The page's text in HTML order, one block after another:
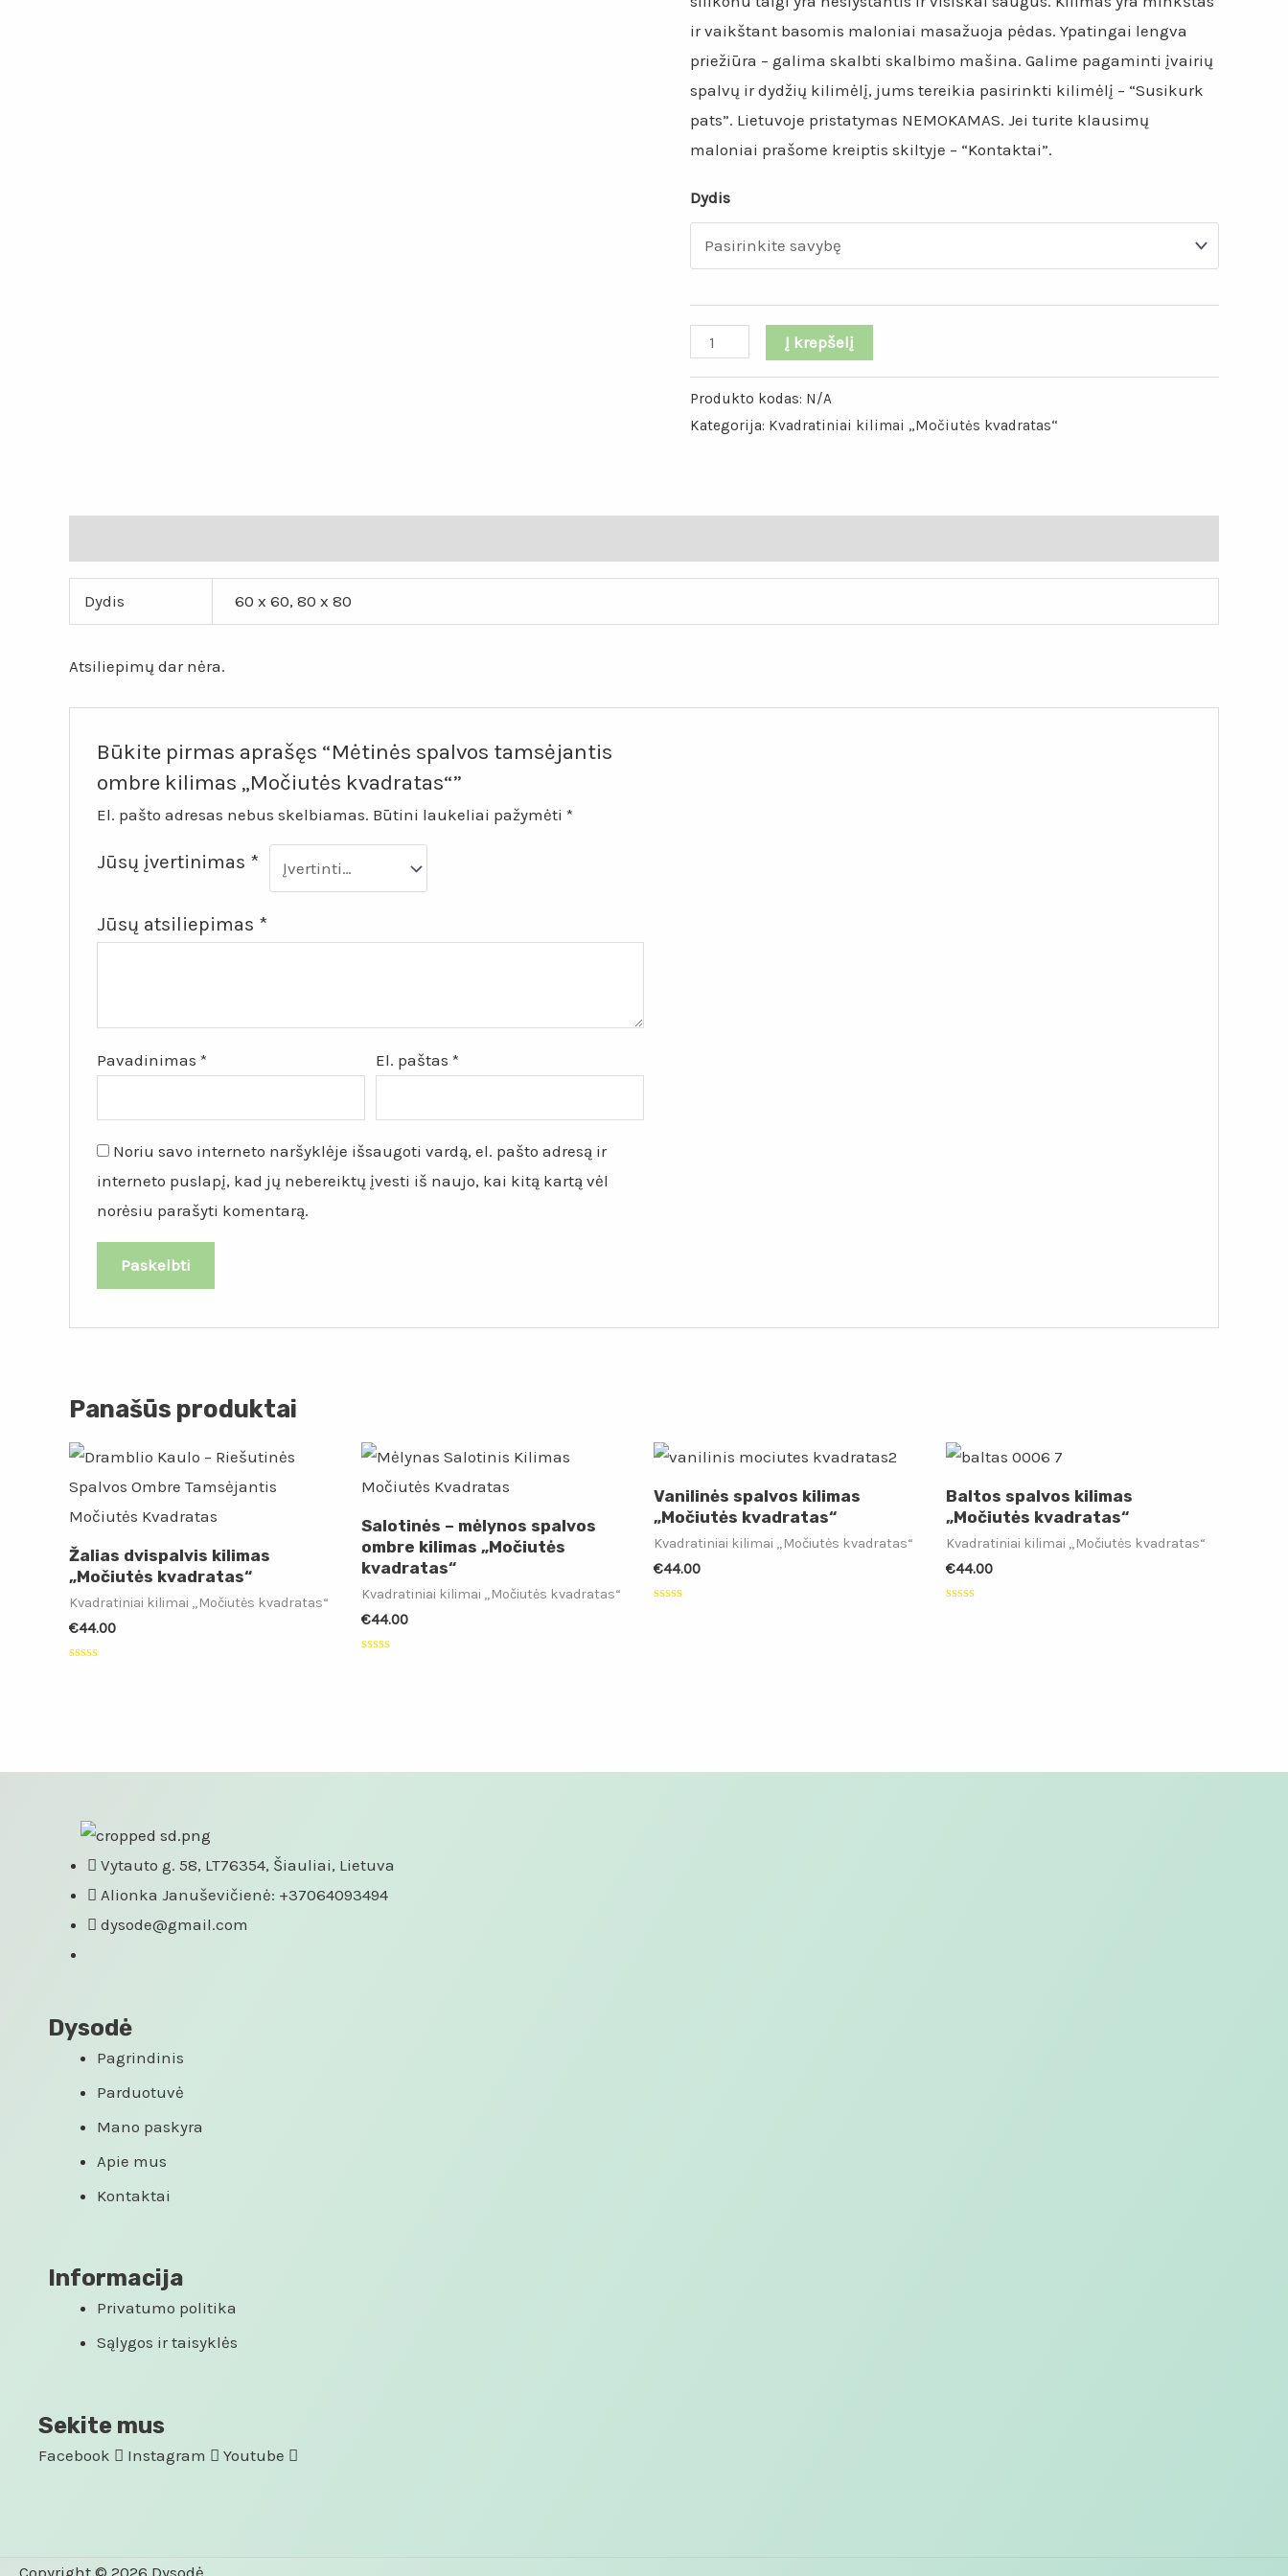
ir vaikštant basomis maloniai masažuoja pėdas. Ypatingai lengva
priežiūra – galima skalbti skalbimo mašina. Galime pagaminti įvairių
spalvų ir dydžių kilimėlį, jums tereikia pasirinkti kilimėlį – “Susikurk
pats”. Lietuvoje pristatymas NEMOKAMAS. Jei turite klausimų
maloniai prašome kreiptis skiltyje – “Kontaktai”.
Dydis
produkto
Mėtinės
spalvos
kilimas
kvadratas“
Į krepšelį
Produkto kodas: N/A
Kategorija: Kvadratiniai kilimai „Močiutės kvadratas“
Dydis 60 x 60, 80 x 80
Atsiliepimų dar nėra.
Būkite pirmas aprašęs “Mėtinės spalvos tamsėjantis
ombre kilimas „Močiutės kvadratas“”
El. pašto adresas nebus skelbiamas. Būtini laukeliai pažymėti*
Jūsų įvertinimas *
Jūsų atsiliepimas *
Pavadinimas* El. paštas*
Noriu savo interneto naršyklėje išsaugoti vardą, el. pašto adresą ir
interneto puslapį, kad jų nebereiktų įvesti iš naujo, kai kitą kartą vėl
norėsiu parašyti komentarą.
Panašūs produktai
Žalias dvispalvis kilimas
„Močiutės kvadratas“
Kvadratiniai kilimai „Močiutės kvadratas“
€44.00
Salotinės – mėlynos spalvos
ombre kilimas „Močiutės
kvadratas“
Kvadratiniai kilimai „Močiutės kvadratas“
€44.00
Vanilinės spalvos kilimas
„Močiutės kvadratas“
Kvadratiniai kilimai „Močiutės kvadratas“
€44.00
Baltos spalvos kilimas
„Močiutės kvadratas“
Kvadratiniai kilimai „Močiutės kvadratas“
€44.00
Vytauto g. 58, LT76354, Šiauliai, Lietuva
Alionka Januševičienė: +37064093494
dysode@gmail.com
Dysodė
Pagrindinis
Parduotuvė
Mano paskyra
Apie mus
Kontaktai
Informacija
Privatumo politika
Sąlygos ir taisyklės
Sekite mus
Facebook Instagram Youtube
Copyright © 2026 Dysodė